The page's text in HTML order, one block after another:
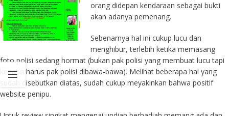
orang didepan kendaraan sebagai bukti
akan adanya pemenang.
Sebenarnya hal ini cukup lucu dan
menghibur, terlebih ketika memasang
foto polisi sedang hormat (bukan pak polisi yang membuat lucu tapi
kenapa harus pak polisi dibawa-bawa). Melihat beberapa hal yang
sudah disebutkan diatas, sudah cukup meyakinkan bahwa positif
website penipu.